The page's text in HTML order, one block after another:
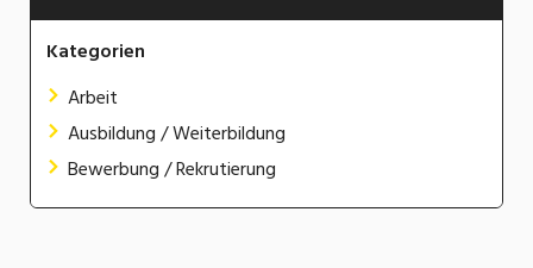
Kategorien
Arbeit
Ausbildung / Weiterbildung
Bewerbung / Rekrutierung